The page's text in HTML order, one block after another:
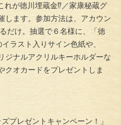
れが徳川埋蔵金⁉／家康秘蔵グ
します。参加方法は、アカウン
だけ。抽選で６名様に、「徳
ラスト入りサイン色紙や、
ジナルアクリルキーホルダーな
クオカードをプレゼントしま
プレゼントキャンペーン！」